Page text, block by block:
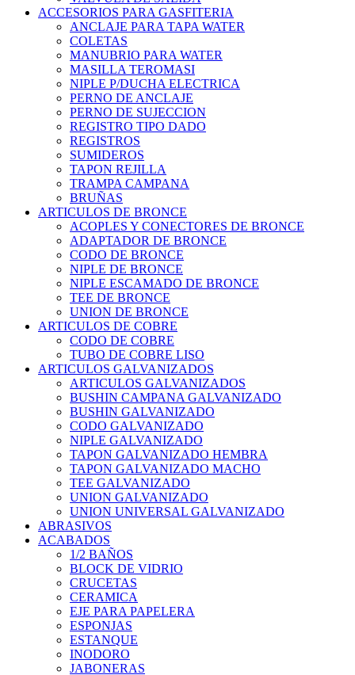
ACCESORIOS PARA GASFITERIA
ANCLAJE PARA TAPA WATER
COLETAS
MANUBRIO PARA WATER
MASILLA TEROMASI
NIPLE P/DUCHA ELECTRICA
PERNO DE ANCLAJE
PERNO DE SUJECCION
REGISTRO TIPO DADO
REGISTROS
SUMIDEROS
TAPON REJILLA
TRAMPA CAMPANA
BRUÑAS
ARTICULOS DE BRONCE
ACOPLES Y CONECTORES DE BRONCE
ADAPTADOR DE BRONCE
CODO DE BRONCE
NIPLE DE BRONCE
NIPLE ESCAMADO DE BRONCE
TEE DE BRONCE
UNION DE BRONCE
ARTICULOS DE COBRE
CODO DE COBRE
TUBO DE COBRE LISO
ARTICULOS GALVANIZADOS
ARTICULOS GALVANIZADOS
BUSHIN CAMPANA GALVANIZADO
BUSHIN GALVANIZADO
CODO GALVANIZADO
NIPLE GALVANIZADO
TAPON GALVANIZADO HEMBRA
TAPON GALVANIZADO MACHO
TEE GALVANIZADO
UNION GALVANIZADO
UNION UNIVERSAL GALVANIZADO
ABRASIVOS
ACABADOS
1/2 BAÑOS
BLOCK DE VIDRIO
CRUCETAS
CERAMICA
EJE PARA PAPELERA
ESPONJAS
ESTANQUE
INODORO
JABONERAS